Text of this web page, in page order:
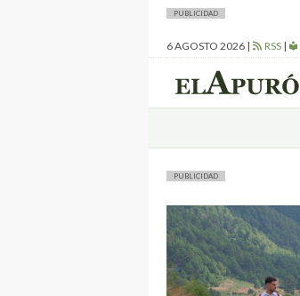
PUBLICIDAD
6 AGOSTO 2026 | RSS |
PUBLICIDAD